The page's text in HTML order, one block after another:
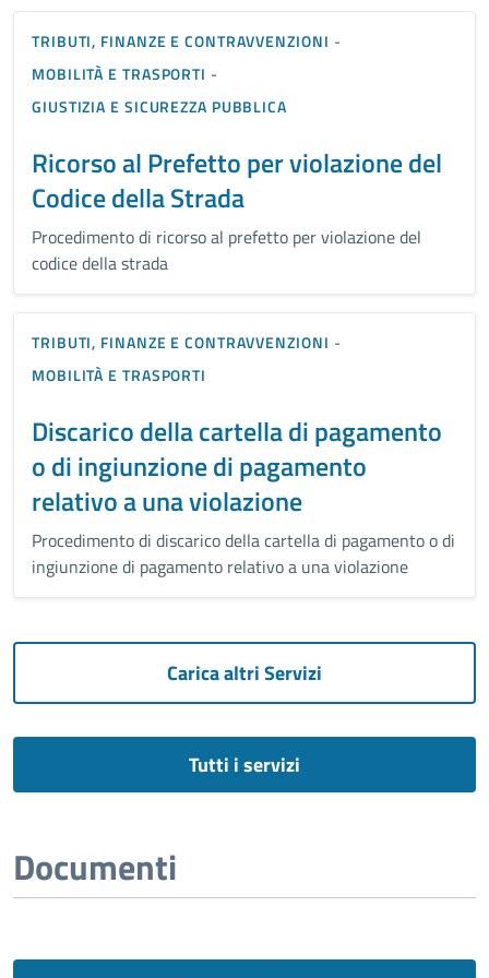
TRIBUTI, FINANZE E CONTRAVVENZIONI -
MOBILITÀ E TRASPORTI -
GIUSTIZIA E SICUREZZA PUBBLICA
Ricorso al Prefetto per violazione del
Codice della Strada
Procedimento di ricorso al prefetto per violazione del
codice della strada
TRIBUTI, FINANZE E CONTRAVVENZIONI -
MOBILITÀ E TRASPORTI
Discarico della cartella di pagamento
o di ingiunzione di pagamento
relativo a una violazione
Procedimento di discarico della cartella di pagamento o di
ingiunzione di pagamento relativo a una violazione
Carica altri Servizi
Tutti i servizi
Documenti